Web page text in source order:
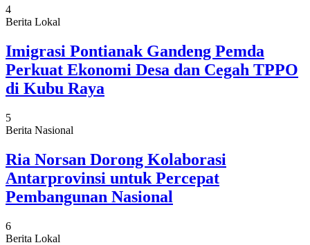
4
Berita Lokal
Imigrasi Pontianak Gandeng Pemda
Perkuat Ekonomi Desa dan Cegah TPPO
di Kubu Raya
5
Berita Nasional
Ria Norsan Dorong Kolaborasi
Antarprovinsi untuk Percepat
Pembangunan Nasional
6
Berita Lokal